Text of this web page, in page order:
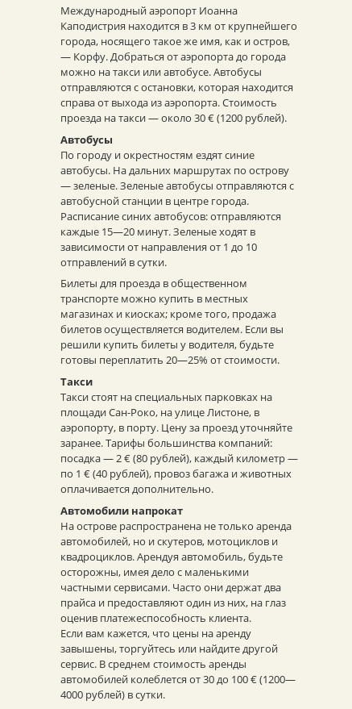
Международный аэропорт Иоанна
Каподистрия находится в 3 км от крупнейшего
города, носящего такое же имя, как и остров,
— Корфу. Добраться от аэропорта до города
можно на такси или автобусе. Автобусы
отправляются с остановки, которая находится
справа от выхода из аэропорта. Стоимость
проезда на такси — около 30 € (1200 рублей).
Автобусы
По городу и окрестностям ездят синие
автобусы. На дальних маршрутах по острову
— зеленые. Зеленые автобусы отправляются с
автобусной станции в центре города.
Расписание синих автобусов: отправляются
каждые 15—20 минут. Зеленые ходят в
зависимости от направления от 1 до 10
отправлений в сутки.
Билеты для проезда в общественном
транспорте можно купить в местных
магазинах и киосках; кроме того, продажа
билетов осуществляется водителем. Если вы
решили купить билеты у водителя, будьте
готовы переплатить 20—25% от стоимости.
Такси
Такси стоят на специальных парковках на
площади Сан-Роко, на улице Листоне, в
аэропорту, в порту. Цену за проезд уточняйте
заранее. Тарифы большинства компаний:
посадка — 2 € (80 рублей), каждый километр —
по 1 € (40 рублей), провоз багажа и животных
оплачивается дополнительно.
Автомобили напрокат
На острове распространена не только аренда
автомобилей, но и скутеров, мотоциклов и
квадроциклов. Арендуя автомобиль, будьте
осторожны, имея дело с маленькими
частными сервисами. Часто они держат два
прайса и предоставляют один из них, на глаз
оценив платежеспособность клиента.
Если вам кажется, что цены на аренду
завышены, торгуйтесь или найдите другой
сервис. В среднем стоимость аренды
автомобилей колеблется от 30 до 100 € (1200—
4000 рублей) в сутки.